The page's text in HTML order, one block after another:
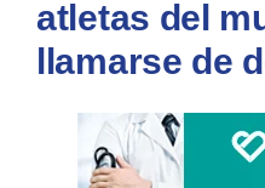
atletas del
llamarse de